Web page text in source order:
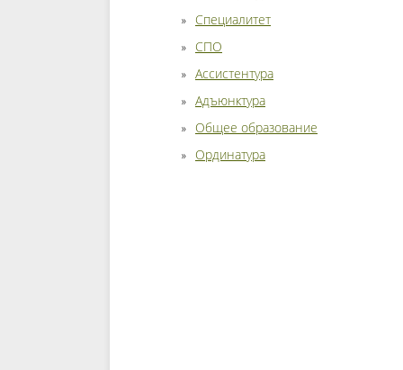
Специалитет
СПО
Ассистентура
Адъюнктура
Общее образование
Ординатура